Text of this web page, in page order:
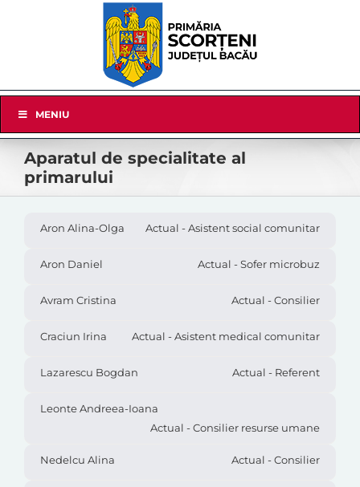
Navigation
MENIU
Aparatul de specialitate al
primarului
Aron Alina-Olga Actual - Asistent social comunitar
Aron Daniel Actual - Sofer microbuz
Avram Cristina Actual - Consilier
Craciun Irina Actual - Asistent medical comunitar
Lazarescu Bogdan Actual - Referent
Leonte Andreea-Ioana
Actual - Consilier resurse umane
Nedelcu Alina Actual - Consilier